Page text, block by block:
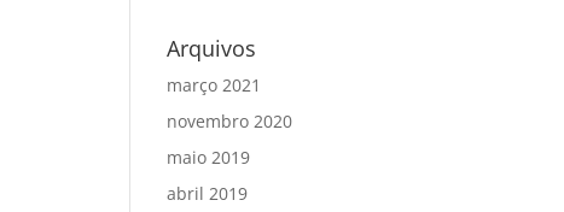
Arquivos
março 2021
novembro 2020
maio 2019
abril 2019